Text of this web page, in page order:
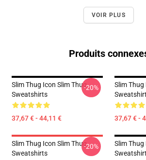
VOIR PLUS
Produits
Slim Thug Icon Slim Thug
Sweatshirts
37,67 € - 44,11 €
-20%
Slim Thug
37,67 € -
Slim Thug Icon Slim Thug
Sweatshirts
-20%
Slim Thug